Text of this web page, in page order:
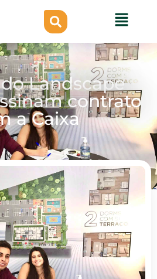
Landscape
contrato
a Caixa